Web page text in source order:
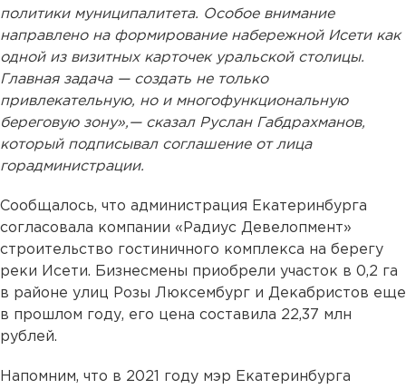
политики муниципалитета. Особое внимание
направлено на формирование набережной Исети как
одной из визитных карточек уральской столицы.
Главная задача — создать не только
привлекательную, но и многофункциональную
береговую зону»,— сказал Руслан Габдрахманов,
который подписывал соглашение от лица
горадминистрации.
Сообщалось, что администрация Екатеринбурга
согласовала компании «Радиус Девелопмент»
строительство гостиничного комплекса на берегу
реки Исети. Бизнесмены приобрели участок в 0,2 га
в районе улиц Розы Люксембург и Декабристов еще
в прошлом году, его цена составила 22,37 млн
рублей.
Напомним, что в 2021 году мэр Екатеринбурга